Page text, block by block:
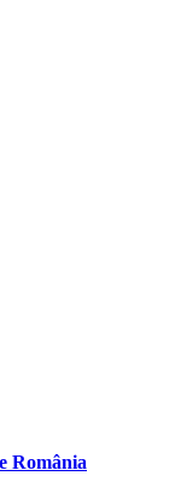
România